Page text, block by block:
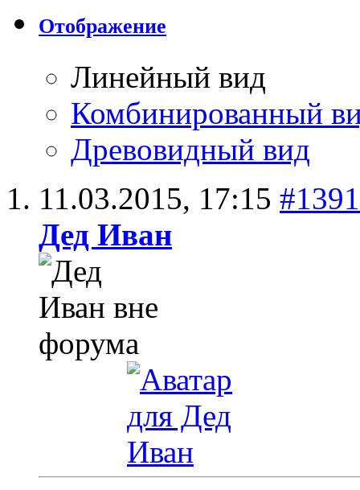
Отображение
Линейный вид
Комбинированный
Древовидный вид
11.03.2015, 17:15 #1391
Дед Иван